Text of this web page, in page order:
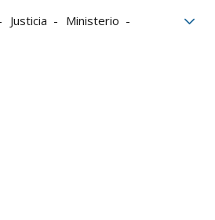
Justicia
Ministerio